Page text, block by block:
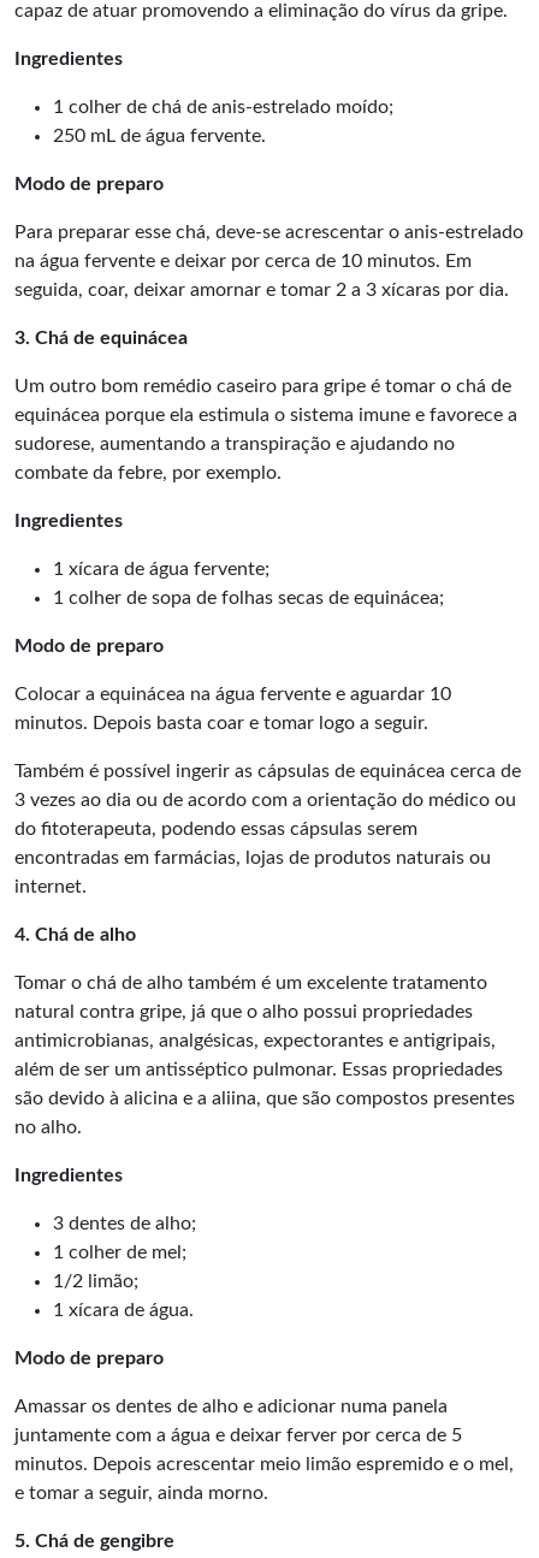
capaz de atuar promovendo a eliminação do vírus da gripe.
Ingredientes
1 colher de chá de anis-estrelado moído;
250 mL de água fervente.
Modo de preparo
Para preparar esse chá, deve-se acrescentar o anis-estrelado
na água fervente e deixar por cerca de 10 minutos. Em
seguida, coar, deixar amornar e tomar 2 a 3 xícaras por dia.
3. Chá de equinácea
Um outro bom remédio caseiro para gripe é tomar o chá de
equinácea porque ela estimula o sistema imune e favorece a
sudorese, aumentando a transpiração e ajudando no
combate da febre, por exemplo.
Ingredientes
1 xícara de água fervente;
1 colher de sopa de folhas secas de equinácea;
Modo de preparo
Colocar a equinácea na água fervente e aguardar 10
minutos. Depois basta coar e tomar logo a seguir.
Também é possível ingerir as cápsulas de equinácea cerca de
3 vezes ao dia ou de acordo com a orientação do médico ou
do fitoterapeuta, podendo essas cápsulas serem
encontradas em farmácias, lojas de produtos naturais ou
internet.
4. Chá de alho
Tomar o chá de alho também é um excelente tratamento
natural contra gripe, já que o alho possui propriedades
antimicrobianas, analgésicas, expectorantes e antigripais,
além de ser um antisséptico pulmonar. Essas propriedades
são devido à alicina e a aliina, que são compostos presentes
no alho.
Ingredientes
3 dentes de alho;
1 colher de mel;
1/2 limão;
1 xícara de água.
Modo de preparo
Amassar os dentes de alho e adicionar numa panela
juntamente com a água e deixar ferver por cerca de 5
minutos. Depois acrescentar meio limão espremido e o mel,
e tomar a seguir, ainda morno.
5. Chá de gengibre